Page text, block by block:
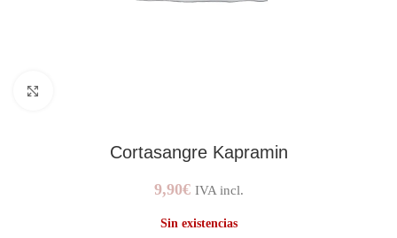
Cortasangre Kapramin
9,90€ IVA incl.
Sin existencias